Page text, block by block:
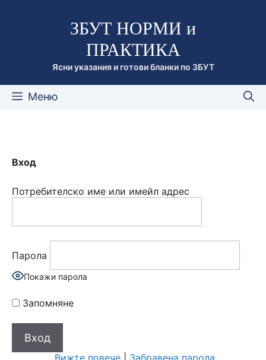
съдържаниетоЗБУТ НОРМИ и
ПРАКТИКА
Ясни указания и готови бланки по ЗБУТ
Меню
Вход
Потребителско име или имейл адрес
Парола
Покажи парола
Запомняне
Вижте повече| Забравена парола